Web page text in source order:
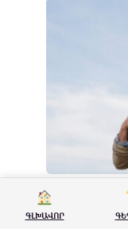
Ինչո՞ւ են
մարդկանց և
ԳԼԽԱՎՈՐ